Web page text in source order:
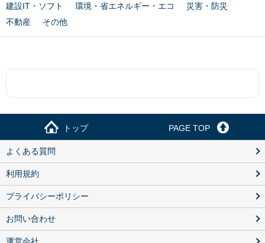
建設IT・ソフト
環境・省エネルギー・エコ
災害・防災
不動産
その他
トップ PAGE TOP
よくある質問
利用規約
プライバシーポリシー
お問い合わせ
運営会社